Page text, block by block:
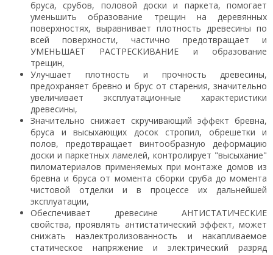
бруса, срубов, половой доски и паркета, помогает
уменьшить образование трещин на деревянных
поверхностях, выравнивает плотность древесины по
всей поверхности, частично предотвращает и
УМЕНЬШАЕТ РАСТРЕСКИВАНИЕ и образование
трещин,
Улучшает плотность и прочность древесины,
предохраняет бревно и брус от старения, значительно
увеличивает эксплуатационные характеристики
древесины,
Значительно снижает скручивающий эффект бревна,
бруса и высыхающих досок стропил, обрешетки и
полов, предотвращает винтообразную деформацию
доски и паркетных ламелей, контролирует "высыхание"
пиломатериалов применяемых при монтаже домов из
бревна и бруса от момента сборки сруба до момента
чистовой отделки и в процессе их дальнейшей
эксплуатации,
Обеспечивает древесине АНТИСТАТИЧЕСКИЕ
свойства, проявлять антистатический эффект, может
снижать наэлектролизованность и накапливаемое
статическое напряжение и электрический разряд